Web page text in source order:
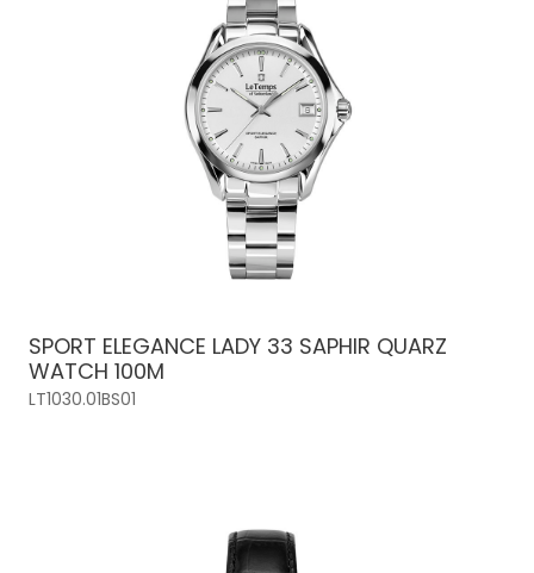
SPORT ELEGANCE LADY 33 SAPHIR QUARZ
WATCH 100M
LT1030.01BS01